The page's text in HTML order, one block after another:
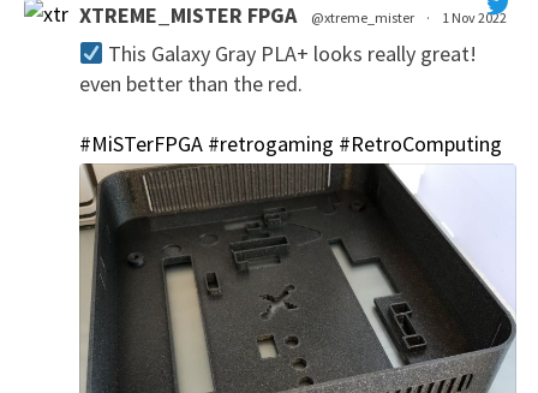
XTREME_MISTER FPGA @xtreme_mister · 1 Nov 2022
This Galaxy Gray PLA+ looks really great!
even better than the red.
#MiSTerFPGA #retrogaming #RetroComputing